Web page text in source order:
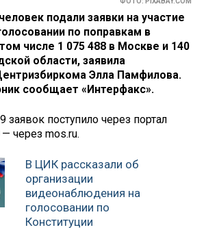
подали заявки на участие
по поправкам в
числе 1 075 488 в Москве и 140
области, заявила
Элла Памфилова.
сообщает «Интерфакс».
заявок поступило через портал
— через mos.ru.
В ЦИК рассказали об
организации
видеонаблюдения на
голосовании по
Конституции